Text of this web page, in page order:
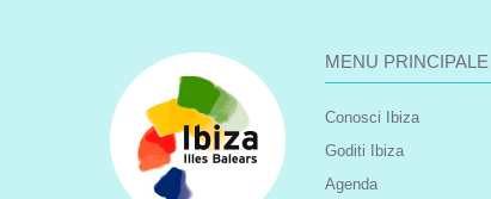
MENU PRINCIPALE
Conosci Ibiza
Goditi Ibiza
Agenda